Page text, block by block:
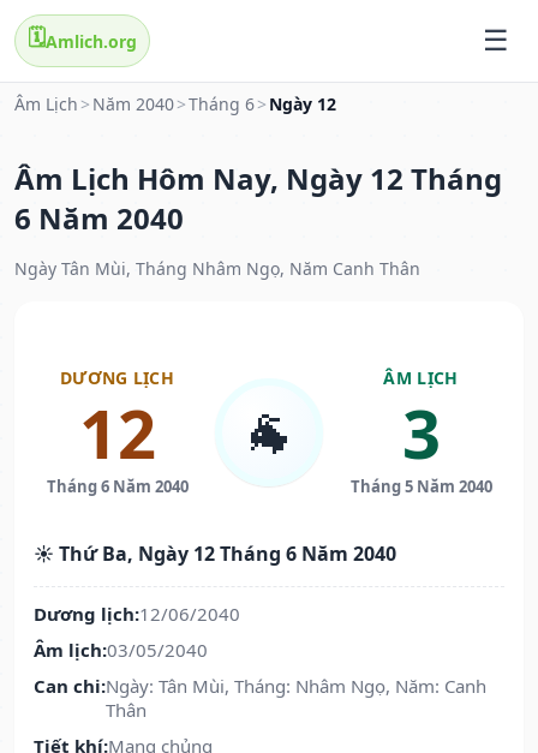
🗓️Amlich.org
Âm Lịch > Năm 2040>Tháng 6> Ngày 12
Âm Lịch Hôm Nay, Ngày 12 Tháng
6 Năm 2040
Ngày Tân Mùi, Tháng Nhâm Ngọ, Năm Canh Thân
DƯƠNG LỊCH
12
Tháng 6 Năm 2040
🐐
ÂM LỊCH
3
Tháng 5 Năm 2040
☀️ Thứ Ba, Ngày 12 Tháng 6 Năm 2040
Dương lịch:12/06/2040
Âm lịch:03/05/2040
Can chi:Ngày: Tân Mùi, Tháng: Nhâm Ngọ, Năm: Canh
Thân
Tiết khí:Mang chủng